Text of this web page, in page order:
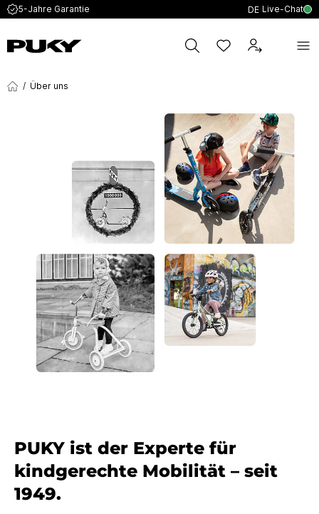
5-Jahre Garantie DE Live-Chat
/ Über uns
PUKY ist der Experte für
kindgerechte Mobilität – seit
1949.